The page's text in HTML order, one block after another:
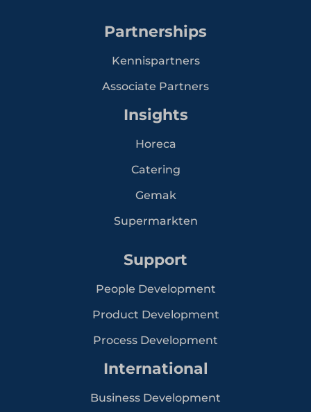
Partnerships
Kennispartners
Associate Partners
Insights
Horeca
Catering
Gemak
Supermarkten
Support
People Development
Product Development
Process Development
International
Business Development